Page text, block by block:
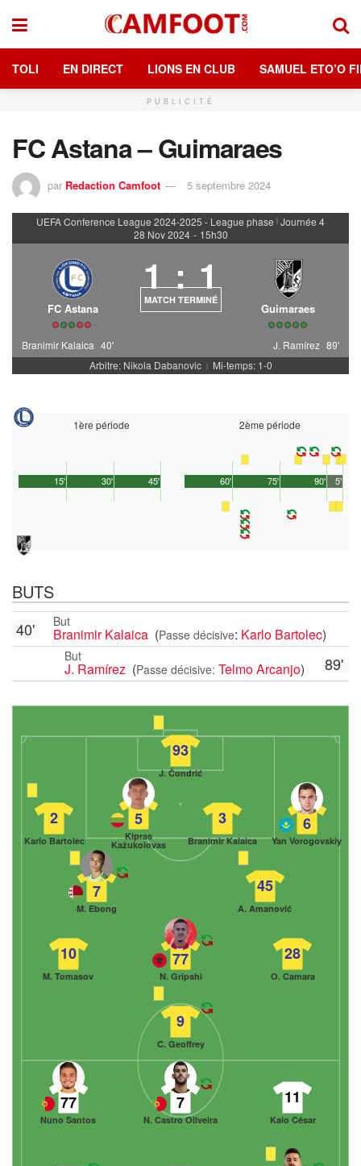
TOLI EN DIRECT LIONS EN CLUB SAMUEL ETO’O
PUBLICITÉ
FC Astana – Guimaraes
par Redaction Camfoot 5 septembre 2024
UEFA Conference League 2024-2025 - League phase | Journée 4
28 Nov 2024 - 15h30
FC Astana
1 : 1
MATCH TERMINÉ
Guimaraes
Branimir Kalaica 40' J. Ramírez 89'
Arbitre: Nikola Dabanovic | Mi-temps: 1-0
1ère période
45'
15' 30'
2ème période
90'
60' 75' 5'
BUTS
But
Branimir Kalaica (Passe décisive: Karlo Bartolec)
40'
89'
But
J. Ramírez (Passe décisive: Telmo Arcanjo)
93
J. Čondrić
6
Yan Vorogovskiy
3
Branimir Kalaica
5
Kipras
Kažukolovas
2
Karlo Bartolec
45
A. Amanović
7
M. Ebong
28
O. Camara
77
N. Gripshi
10
M. Tomasov
9
C. Geoffrey
77
Nuno Santos
7
N. Castro Oliveira
11
Kaio César